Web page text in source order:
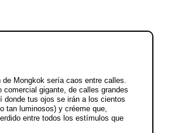
de Mongkok sería caos entre calles.
comercial gigante, de calles grandes
donde tus ojos se irán a los cientos
tan luminosos) y créeme que,
entre todos los estímulos que